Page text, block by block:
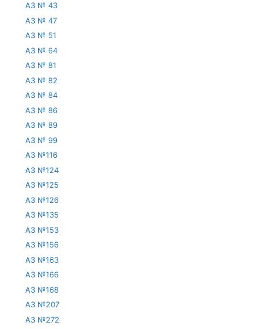
АЗ № 43
АЗ № 47
АЗ № 51
АЗ № 64
АЗ № 81
АЗ № 82
АЗ № 84
АЗ № 86
АЗ № 89
АЗ № 99
АЗ №116
АЗ №124
АЗ №125
АЗ №126
АЗ №135
АЗ №153
АЗ №156
АЗ №163
АЗ №166
АЗ №168
АЗ №207
АЗ №272